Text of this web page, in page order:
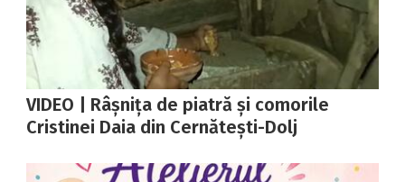
VIDEO | Râșnița de piatră și comorile
Cristinei Daia din Cernătești-Dolj